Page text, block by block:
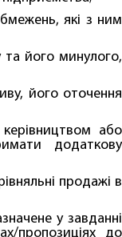
які з ним
та його минулого,
його оточення
або
додаткову
продажі в
у завданні
пропозиціях до